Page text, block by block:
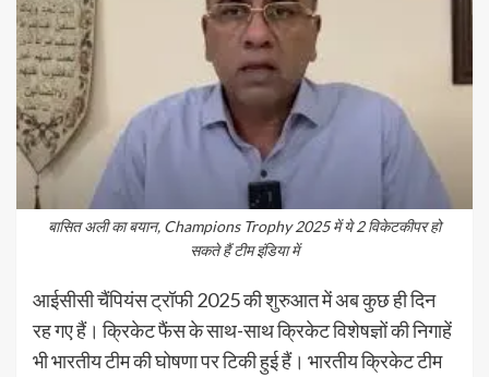
बासित अली का बयान, Champions Trophy 2025 में ये 2 विकेटकीपर हो
सकते हैं टीम इंडिया में
आईसीसी चैंपियंस ट्रॉफी 2025 की शुरुआत में अब कुछ ही दिन
रह गए हैं। क्रिकेट फैंस के साथ-साथ क्रिकेट विशेषज्ञों की निगाहें
भी भारतीय टीम की घोषणा पर टिकी हुई हैं। भारतीय क्रिकेट टीम